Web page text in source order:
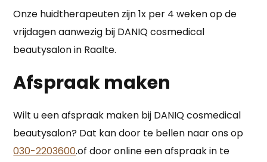
Onze huidtherapeuten zijn 1x per 4 weken op de
vrijdagen aanwezig bij DANIQ cosmedical
beautysalon in Raalte.
Afspraak maken
Wilt u een afspraak maken bij DANIQ cosmedical
beautysalon? Dat kan door te bellen naar ons op
030-2203600.of door online een afspraak in te